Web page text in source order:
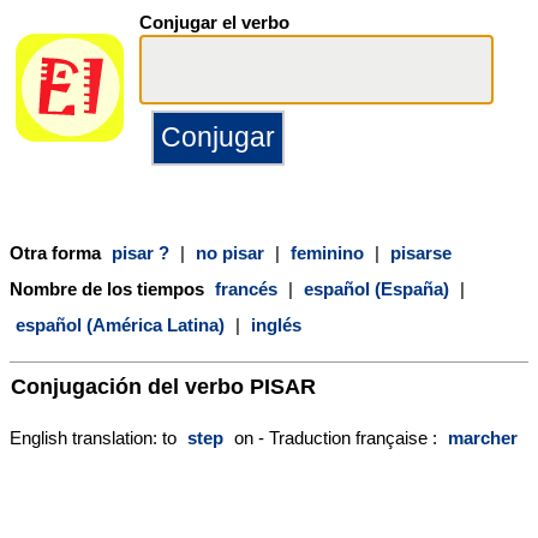
Conjugar el verbo
Otra forma pisar ? | no pisar | feminino |
pisarse
Nombre de los tiempos francés | español (España) |
español (América Latina) | inglés
Conjugación del verbo PISAR
English translation: to step on - Traduction française : marcher